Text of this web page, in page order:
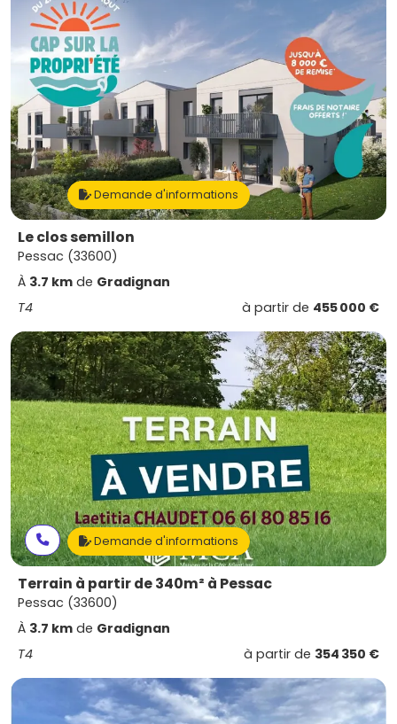
Demande d'informations
Le clos semillon
Pessac (33600)
À 3.7 km de Gradignan
T4
à partir de 455 000 €
Demande d'informations
Terrain à partir de 340m² à Pessac
Pessac (33600)
À 3.7 km de Gradignan
T4
à partir de 354 350 €